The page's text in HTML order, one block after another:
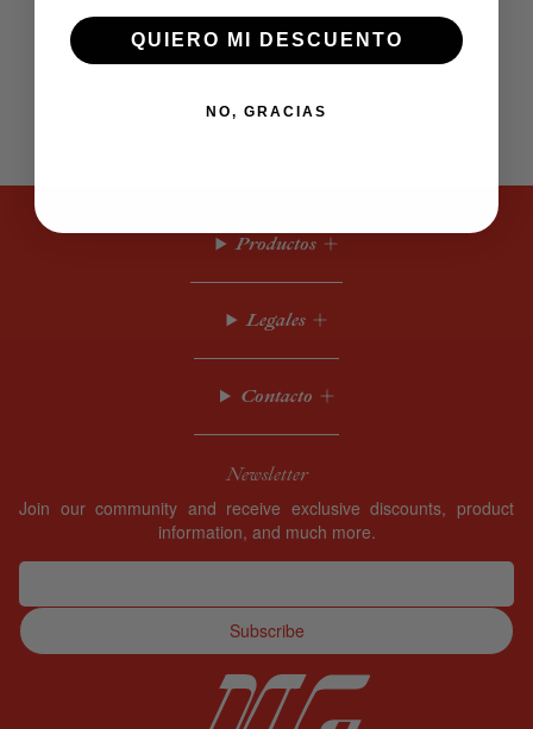
Productos
Legales
Contacto
Newsletter
Join our community and receive exclusive discounts, product
information, and much more.
Subscribe
QUIERO MI DESCUENTO
NO, GRACIAS